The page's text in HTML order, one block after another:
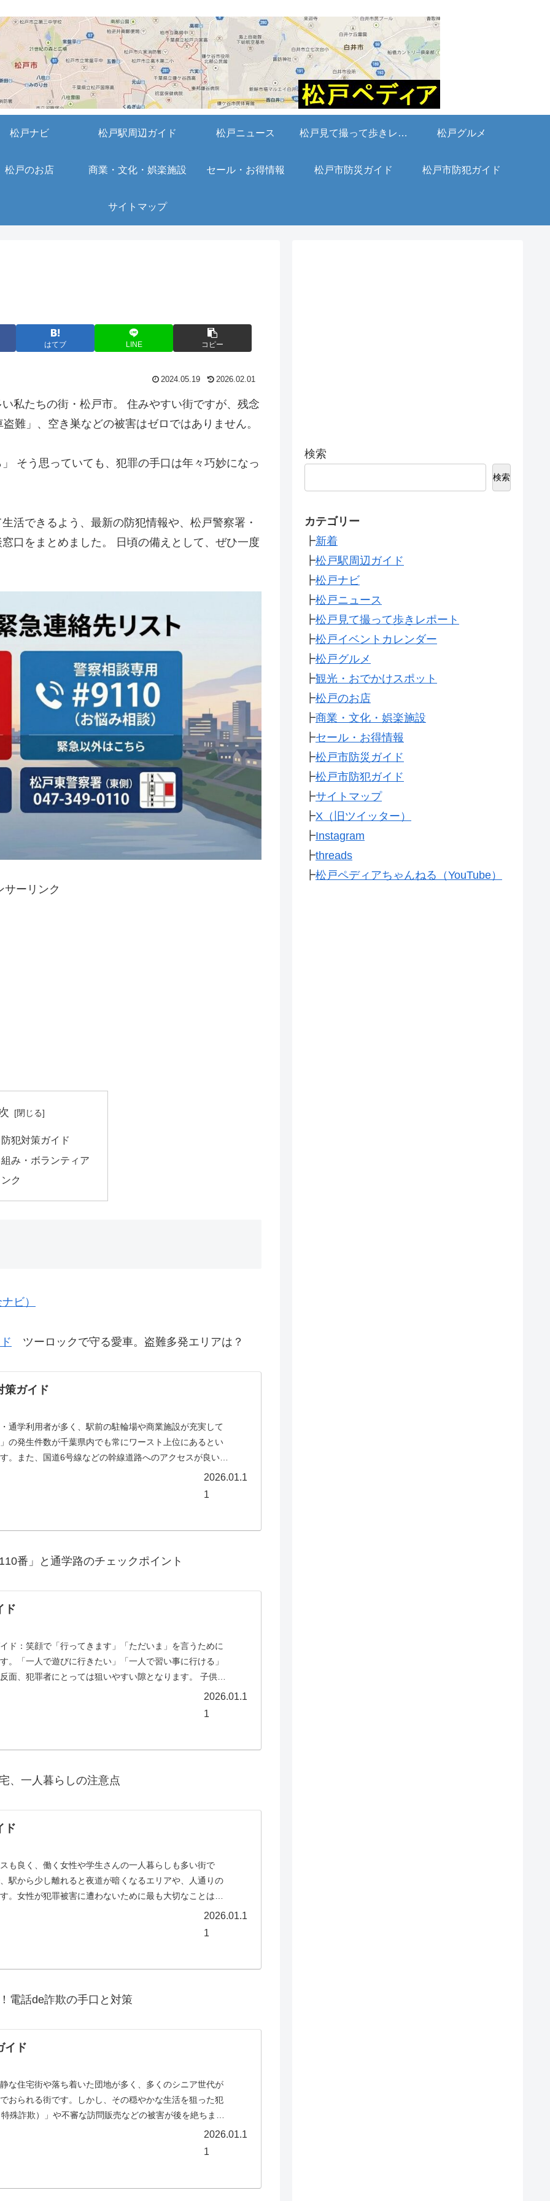
松戸ナビ 松戸駅周辺ガイド 松戸ニュース 松戸見て撮って歩きレポート 松戸グルメ
松戸のお店 商業・文化・娯楽施設 セール・お得情報 松戸市防災ガイド 松戸市防犯ガイド
サイトマップ
はてブ LINE コピー
2024.05.19 2026.02.01
たちの街・松戸市。 住みやすい街ですが、残念
難」、空き巣などの被害はゼロではありません。
そう思っていても、犯罪の手口は年々巧妙になっ
できるよう、最新の防犯情報や、松戸警察署・
口をまとめました。 日頃の備えとして、ぜひ一度
サーリンク
犯対策ガイド
み・ボランティア
ク
ビ）
ツーロックで守る愛車。盗難多発エリアは？
策ガイド
通学利用者が多く、駅前の駐輪場や商業施設が充実して
の発生件数が千葉県内でも常にワースト上位にあるとい
。また、国道6号線などの幹線道路へのアクセスが良いた
2026.01.1
1
番」と通学路のチェックポイント
ド
ド：笑顔で「行ってきます」「ただいま」を言うために
。「一人で遊びに行きたい」「一人で習い事に行ける」
面、犯罪者にとっては狙いやすい隙となります。 子供自
2026.01.1
1
一人暮らしの注意点
ド
も良く、働く女性や学生さんの一人暮らしも多い街で
駅から少し離れると夜道が暗くなるエリアや、人通りの
。女性が犯罪被害に遭わないために最も大切なことは、
2026.01.1
1
話de詐欺の手口と対策
イド
な住宅街や落ち着いた団地が多く、多くのシニア世代が
おられる街です。しかし、その穏やかな生活を狙った犯
殊詐欺）」や不審な訪問販売などの被害が後を絶ちませ
2026.01.1
1
検索
検索
カテゴリー
┣新着
┣松戸駅周辺ガイド
┣松戸ナビ
┣松戸ニュース
┣松戸見て撮って歩きレポート
┣松戸イベントカレンダー
┣松戸グルメ
┣観光・おでかけスポット
┣松戸のお店
┣商業・文化・娯楽施設
┣セール・お得情報
┣松戸市防災ガイド
┣松戸市防犯ガイド
┣サイトマップ
┣X（旧ツイッター）
┣Instagram
┣threads
┣松戸ペディアちゃんねる（YouTube）